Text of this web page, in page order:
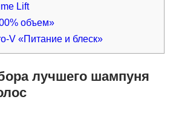
Lift
объем»
V «Питание и блеск»
лучшего шампуня